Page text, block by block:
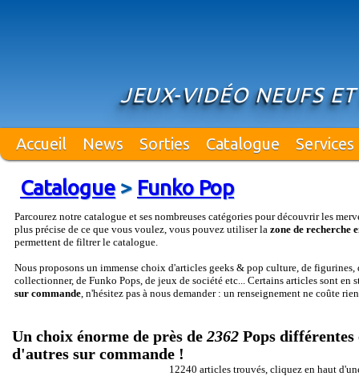
JEUX-VIDÉO NEUFS
Accueil News Sorties Catalogue Services
Catalogue> Funko Pop
Parcourez notre catalogue et ses nombreuses catégories pour découvrir les
plus précise de ce que vous voulez, vous pouvez utiliser la zone de recherche
permettent de filtrer le catalogue.
Nous proposons un immense choix d'articles geeks & pop culture, de figurines,
collectionner, de Funko Pops, de jeux de société etc... Certains articles sont en
sur commande, n'hésitez pas à nous demander : un renseignement ne coûte
Un choix énorme de près de 2362 Pops différentes
d'autres sur commande !
12240 articles trouvés, cliquez en haut